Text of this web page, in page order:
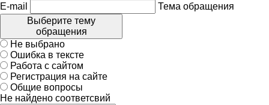
E-mail
Тема обращения
Выберите тему
обращения
Не выбрано
Ошибка в тексте
Работа с сайтом
Регистрация на сайте
Общие вопросы
Не найдено соответсвий